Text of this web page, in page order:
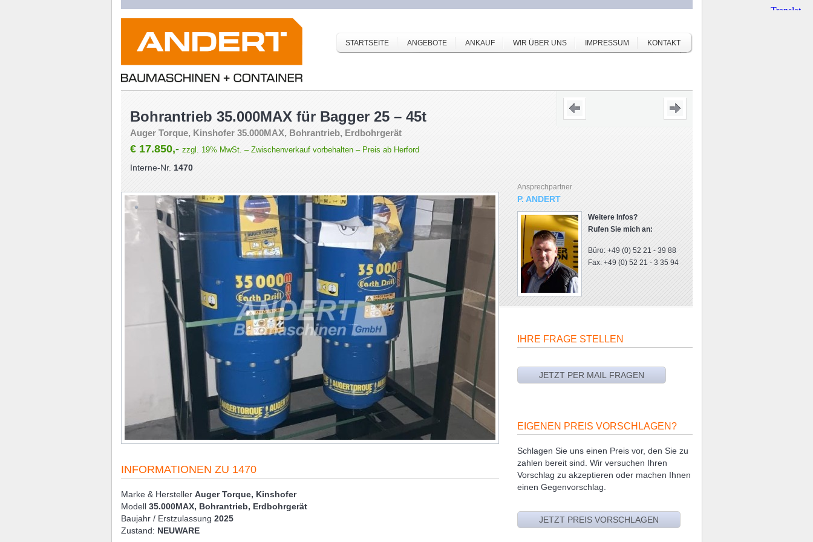
STARTSEITE ANGEBOTE ANKAUF WIR ÜBER UNS IMPRESSUM KONTAKT
Bohrantrieb 35.000MAX für Bagger 25 – 45t
Auger Torque, Kinshofer 35.000MAX, Bohrantrieb, Erdbohrgerät
€ 17.850,- zzgl. 19% MwSt. – Zwischenverkauf vorbehalten – Preis ab Herford
Interne-Nr. 1470
INFORMATIONEN ZU 1470
Marke & Hersteller Auger Torque, Kinshofer
Modell 35.000MAX, Bohrantrieb, Erdbohrgerät
Baujahr / Erstzulassung 2025
Zustand: NEUWARE
Ansprechpartner
P. ANDERT
Weitere Infos?
Rufen Sie mich an:
Büro: +49 (0) 52 21 - 39 88
Fax: +49 (0) 52 21 - 3 35 94
IHRE FRAGE STELLEN
EIGENEN PREIS VORSCHLAGEN?
Schlagen Sie uns einen Preis vor, den Sie zu
zahlen bereit sind. Wir versuchen Ihren
Vorschlag zu akzeptieren oder machen Ihnen
einen Gegenvorschlag.